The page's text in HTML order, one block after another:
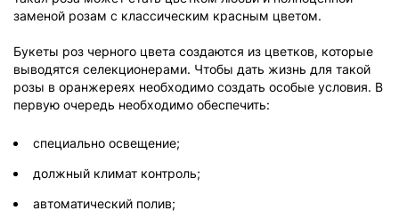
заменой розам с классическим красным цветом.
Букеты роз черного цвета создаются из цветков, которые
выводятся селекционерами. Чтобы дать жизнь для такой
розы в оранжереях необходимо создать особые условия. В
первую очередь необходимо обеспечить:
специально освещение;
должный климат контроль;
автоматический полив;